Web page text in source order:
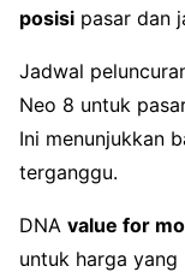
posisi pasar dan
Jadwal
Neo 8 untuk
Ini menunjukkan
terganggu.
DNA value for
untuk harga